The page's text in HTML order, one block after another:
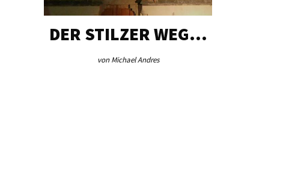
DER STILZER WEG…
von Michael Andres